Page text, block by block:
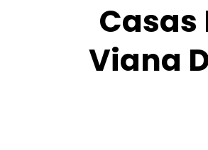
Casas
Viana